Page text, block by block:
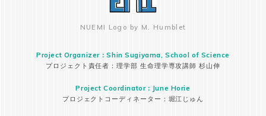
NUEMI Logo by M. Humblet
Project Organizer：Shin Sugiyama, School of Science
プロジェクト責任者：理学部 生命理学専攻講師 杉山伸
Project Coordinator：June Horie
プロジェクトコーディネーター：堀江じゅん